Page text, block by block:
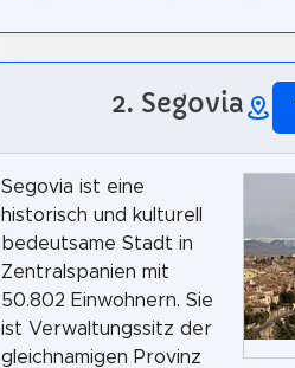
2. Segovia
Segovia ist eine
historisch und kulturell
bedeutsame Stadt in
Zentralspanien mit
50.802 Einwohnern. Sie
ist Verwaltungssitz der
gleichnamigen Provinz